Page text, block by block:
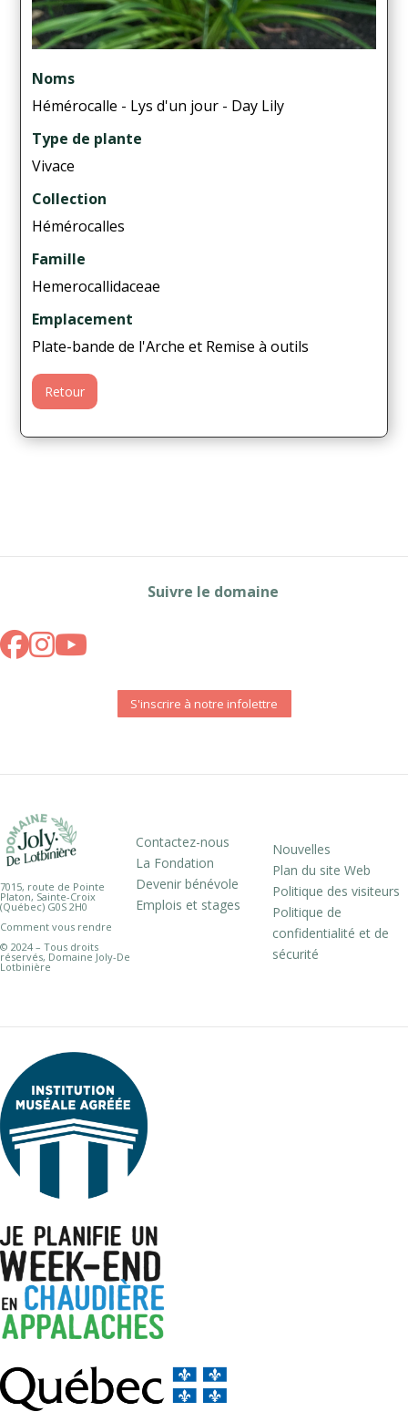
Noms
Hémérocalle - Lys d'un jour - Day Lily
Type de plante
Vivace
Collection
Hémérocalles
Famille
Hemerocallidaceae
Emplacement
Plate-bande de l'Arche et Remise à outils
Retour
Suivre le domaine
S'inscrire à notre infolettre
7015, route de Pointe
Platon, Sainte-Croix
(Québec) G0S 2H0
Comment vous rendre
© 2024 – Tous droits
réservés, Domaine Joly-De
Lotbinière
Contactez-nous
La Fondation
Devenir bénévole
Emplois et stages
Nouvelles
Plan du site Web
Politique des visiteurs
Politique de
confidentialité et de
sécurité